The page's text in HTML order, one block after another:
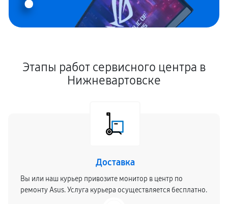
Этапы работ сервисного центра в
Нижневартовске
Доставка
Вы или наш курьер привозите монитор в центр по
ремонту Asus. Услуга курьера осуществляется бесплатно.